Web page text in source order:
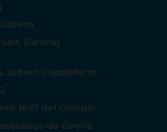
(Girona)
Jubero Capdeferro
1647 del Colegio
de Girona.